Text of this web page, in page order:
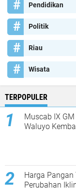
Pendidikan
Politik
Riau
Wisata
TERPOPULER
Muscab IX
Waluyo
Harga
Perubahan